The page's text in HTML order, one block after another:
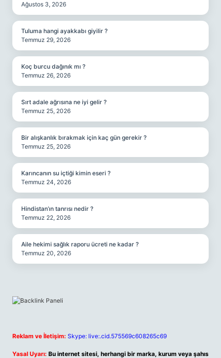
Ağustos 3, 2026
Tuluma hangi ayakkabı giyilir ?
Temmuz 29, 2026
Koç burcu dağınık mı ?
Temmuz 26, 2026
Sırt adale ağrısına ne iyi gelir ?
Temmuz 25, 2026
Bir alışkanlık bırakmak için kaç gün gerekir ?
Temmuz 25, 2026
Karıncanın su içtiği kimin eseri ?
Temmuz 24, 2026
Hindistan’ın tanrısı nedir ?
Temmuz 22, 2026
Aile hekimi sağlık raporu ücreti ne kadar ?
Temmuz 20, 2026
Reklam ve İletişim: Skype: live:.cid.575569c608265c69
Yasal Uyarı: Bu internet sitesi, herhangi bir marka, kurum veya şahıs